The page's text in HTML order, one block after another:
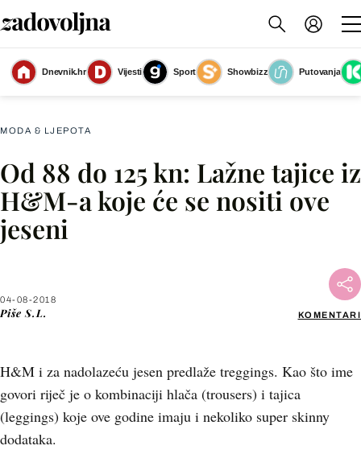
Dnevnik.hr Vijesti Sport Showbizz
Putovanja
Treggings su udobne poput tajica, ali izgledaju poput hlača(Foto: hm.com)
MODA & LJEPOTA
Od 88 do 125 kn: Lažne tajice iz
H&M-a koje će se nositi ove
jeseni
04-08-2018
Piše S.L. KOMENTARI
H&M i za nadolazeću jesen predlaže treggings. Kao što ime
govori riječ je o kombinaciji hlača (trousers) i tajica
(leggings) koje ove godine imaju i nekoliko super skinny
dodataka.
Facebook